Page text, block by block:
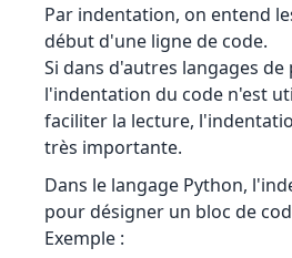
Par indentation, on entend
début d'une ligne de code.
Si dans d'autres langages
l'indentation du code n'est
faciliter la lecture,
très importante.
Dans le langage Python,
pour désigner un bloc de
Exemple :